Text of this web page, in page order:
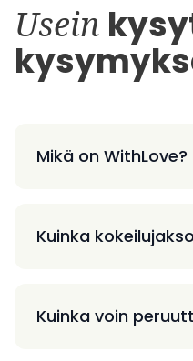
Usein
Mikä on WithLove?
Kuinka
Kuinka voin